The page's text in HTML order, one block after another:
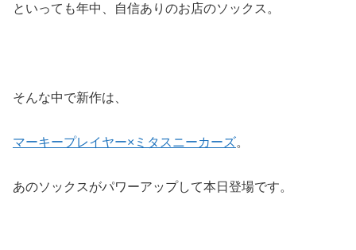
といっても年中、自信ありのお店のソックス。
そんな中で新作は、
マーキープレイヤー×ミタスニーカーズ。
あのソックスがパワーアップして本日登場です。